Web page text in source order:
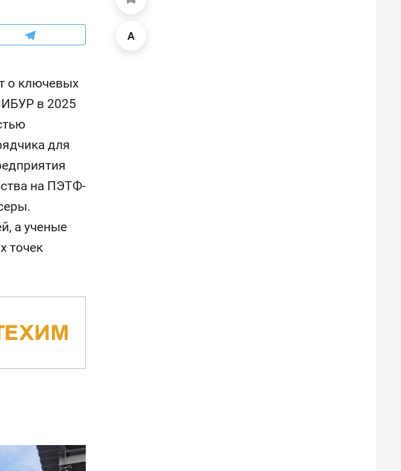
о ключевых
в 2025
для
на ПЭТФ-
а ученые
точек